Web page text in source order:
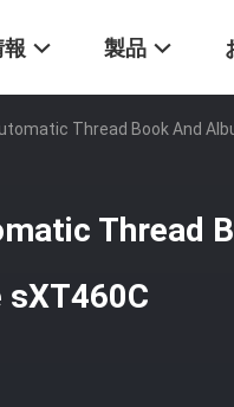
製品
Thread Book And
Thread
sXT460C